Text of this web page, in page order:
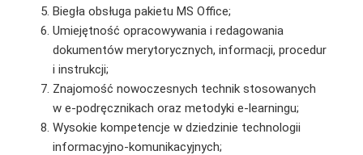
Biegła obsługa pakietu MS Office;
Umiejętność opracowywania i redagowania
dokumentów merytorycznych, informacji, procedur
i instrukcji;
Znajomość nowoczesnych technik stosowanych
w e-podręcznikach oraz metodyki e-learningu;
Wysokie kompetencje w dziedzinie technologii
informacyjno-komunikacyjnych;